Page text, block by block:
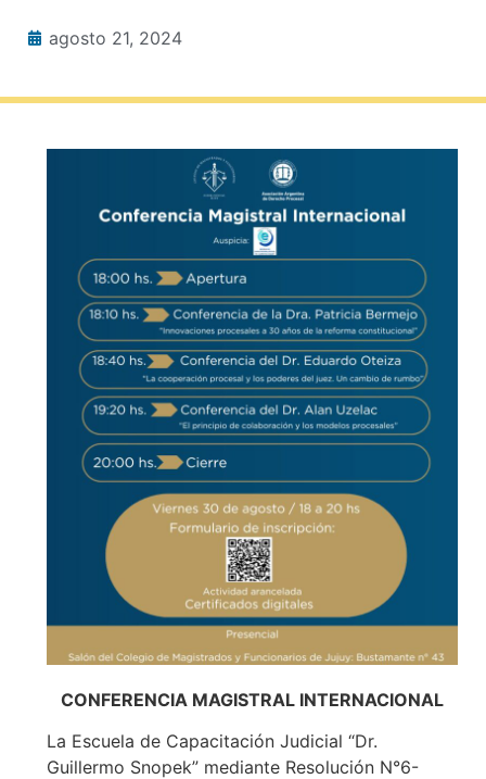
agosto 21, 2024
CONFERENCIA MAGISTRAL INTERNACIONAL
La Escuela de Capacitación Judicial “Dr.
Guillermo Snopek” mediante Resolución N°6-